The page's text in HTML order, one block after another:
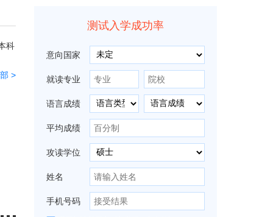
科
>
测试入学成功率
意向国家
就读专业
语言成绩
平均成绩
攻读学位
姓名
手机号码